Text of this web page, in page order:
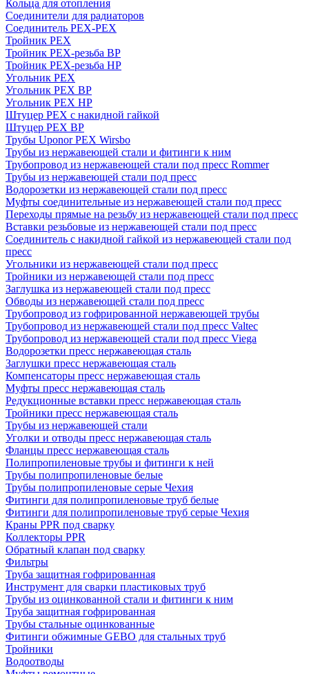
Кольца для отопления
Соединители для радиаторов
Соединитель PEX-PEX
Тройник PEX
Тройник PEX-резьба ВР
Тройник PEX-резьба НР
Угольник PEX
Угольник PEX ВР
Угольник PEX НР
Штуцер PEX c накидной гайкой
Штуцер PEX ВР
Трубы Uponor PEX Wirsbo
Трубы из нержавеющей стали и фитинги к ним
Трубопровод из нержавеющей стали под пресс Rommer
Трубы из нержавеющей стали под пресс
Водорозетки из нержавеющей стали под пресс
Муфты соединительные из нержавеющей стали под пресс
Переходы прямые на резьбу из нержавеющей стали под пресс
Вставки резьбовые из нержавеющей стали под пресс
Соединитель с накидной гайкой из нержавеющей стали под
пресс
Угольники из нержавеющей стали под пресс
Тройники из нержавеющей стали под пресс
Заглушка из нержавеющей стали под пресс
Обводы из нержавеющей стали под пресс
Трубопровод из гофрированной нержавеющей трубы
Трубопровод из нержавеющей стали под пресс Valtec
Трубопровод из нержавеющей стали под пресс Viega
Водорозетки пресс нержавеющая сталь
Заглушки пресс нержавеющая сталь
Компенсаторы пресс нержавеющая сталь
Муфты пресс нержавеющая сталь
Редукционные вставки пресс нержавеющая сталь
Тройники пресс нержавеющая сталь
Трубы из нержавеющей стали
Уголки и отводы пресс нержавеющая сталь
Фланцы пресс нержавеющая сталь
Полипропиленовые трубы и фитинги к ней
Трубы полипропиленовые белые
Трубы полипропиленовые серые Чехия
Фитинги для полипропиленовые труб белые
Фитинги для полипропиленовые труб серые Чехия
Краны PPR под сварку
Коллекторы PPR
Обратный клапан под сварку
Фильтры
Труба защитная гофрированная
Инструмент для сварки пластиковых труб
Трубы из оцинкованной стали и фитинги к ним
Труба защитная гофрированная
Трубы стальные оцинкованные
Фитинги обжимные GEBO для стальных труб
Тройники
Водоотводы